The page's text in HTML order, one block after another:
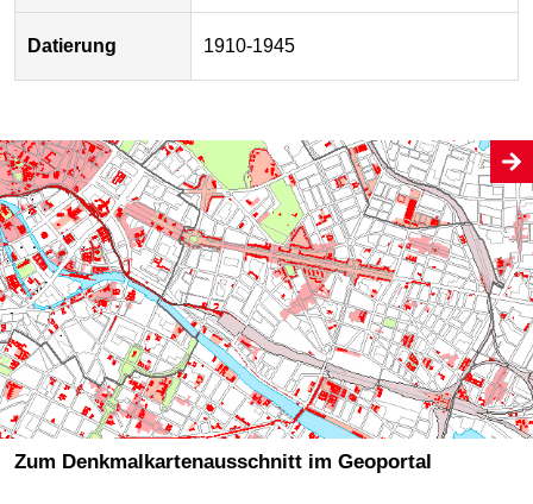
Datierung 1910-1945
Zum Denkmalkartenausschnitt im Geoportal